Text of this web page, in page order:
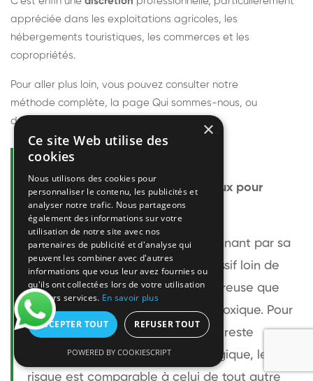
appréciée dans les exploitations agricoles, les
hébergements touristiques, les commerces et les
copropriétés.
Pour aller plus loin, vous pouvez consulter notre
méthode complète, la page Qui sommes-nous, ou
découvrir
Questions fréquentes
Le frelon européen est-il dangereux pour
l'homme ?
Le frelon européen est impressionnant par sa
taille mais relativement peu agressif loin de
son nid. Sa piqûre est plus douloureuse que
celle d'une guêpe sans être plus toxique. Pour
une personne non allergique, elle reste
bénigne. Pour une personne allergique, le
risque est comparable à celui de tout autre
×
Ce site Web utilise des
cookies
Nous utilisons des cookies pour
personnaliser le contenu, les publicités et
analyser notre trafic. Nous partageons
également des informations sur votre
utilisation de notre site avec nos
partenaires de publicité et d'analyse qui
peuvent les combiner avec d'autres
informations que vous leur avez fournies ou
qu'ils ont collectées lors de votre utilisation
de leurs services. En savoir plus
ACCEPTER TOUT REFUSER TOUT
POWERED BY COOKIESCRIPT